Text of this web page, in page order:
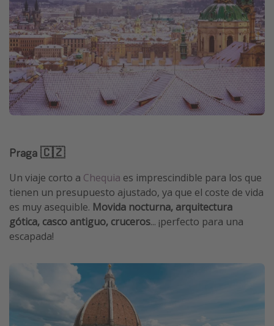
Praga 🇨🇿
Un viaje corto a Chequia es imprescindible para los que
tienen un presupuesto ajustado, ya que el coste de vida
es muy asequible. Movida nocturna, arquitectura
gótica, casco antiguo, cruceros... ¡perfecto para una
escapada!